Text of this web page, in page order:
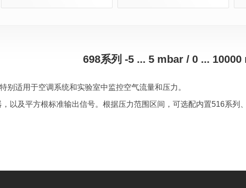
698系列 -5 ... 5 mbar / 0 ... 10000
别适用于空调系统和实验室中监控空气流量和压力。
以及平方根标准输出信号。根据压力范围区间，可选配内置516系列